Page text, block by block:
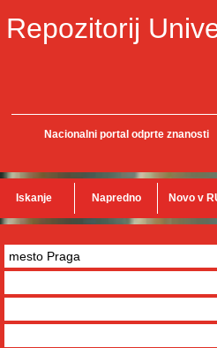
Repozitorij
Nacionalni portal odprte znanosti
Iskanje Napredno Novo v